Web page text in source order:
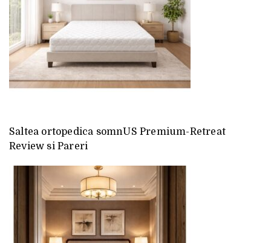
Saltea ortopedica somnUS Premium-Retreat
Review si Pareri